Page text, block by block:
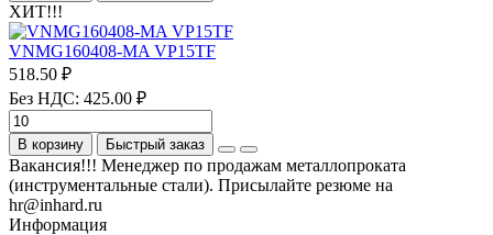
ХИТ!!!
VNMG160408-MA VP15TF
518.50 ₽
Без НДС: 425.00 ₽
В корзину Быстрый заказ
Вакансия!!! Менеджер по продажам металлопроката
(инструментальные стали). Присылайте резюме на
hr@inhard.ru
Информация